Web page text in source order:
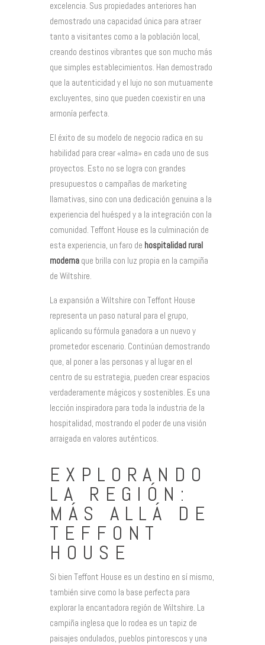
excelencia. Sus propiedades anteriores han
demostrado una capacidad única para atraer
tanto a visitantes como a la población local,
creando destinos vibrantes que son mucho más
que simples establecimientos. Han demostrado
que la autenticidad y el lujo no son mutuamente
excluyentes, sino que pueden coexistir en una
armonía perfecta.
El éxito de su modelo de negocio radica en su
habilidad para crear «alma» en cada uno de sus
proyectos. Esto no se logra con grandes
presupuestos o campañas de marketing
llamativas, sino con una dedicación genuina a la
experiencia del huésped y a la integración con la
comunidad. Teffont House es la culminación de
esta experiencia, un faro de hospitalidad rural
moderna que brilla con luz propia en la campiña
de Wiltshire.
La expansión a Wiltshire con Teffont House
representa un paso natural para el grupo,
aplicando su fórmula ganadora a un nuevo y
prometedor escenario. Continúan demostrando
que, al poner a las personas y al lugar en el
centro de su estrategia, pueden crear espacios
verdaderamente mágicos y sostenibles. Es una
lección inspiradora para toda la industria de la
hospitalidad, mostrando el poder de una visión
arraigada en valores auténticos.
EXPLORANDO
LA REGIÓN:
MÁS ALLÁ DE
TEFFONT
HOUSE
Si bien Teffont House es un destino en sí mismo,
también sirve como la base perfecta para
explorar la encantadora región de Wiltshire. La
campiña inglesa que lo rodea es un tapiz de
paisajes ondulados, pueblos pintorescos y una